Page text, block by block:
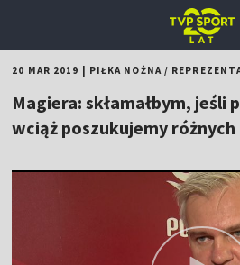
20 MAR 2019 PIŁKA NOŻNA/
Magiera: skłamałbym, jeśli
wciąż poszukujemy